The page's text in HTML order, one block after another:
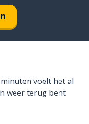
voelt het al
weer terug bent